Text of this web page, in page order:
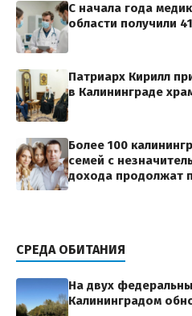
С начала года
области получили
Патриарх Кирилл
в Калининграде
Более 100
семей с
дохода продолжат
СРЕДА ОБИТАНИЯ
На двух
Калининградом